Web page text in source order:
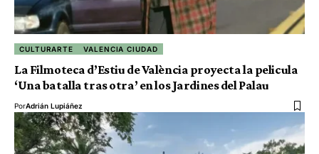
CULTURARTE VALENCIA CIUDAD
La Filmoteca d’Estiu de València proyecta la pelicula
‘Una batalla tras otra’ en los Jardines del Palau
PorAdrián Lupiáñez